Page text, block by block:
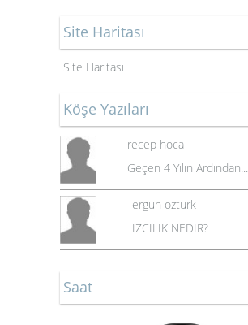
Site Haritası
Site Haritası
Köşe Yazıları
recep hoca
Geçen 4 Yılın Ardından...
ergün öztürk
İZCİLİK NEDİR?
Saat